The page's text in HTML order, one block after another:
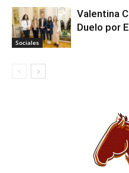
Sociales
Valentina
Duelo por